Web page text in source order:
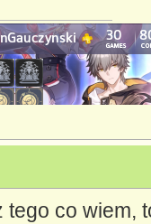
tego co wiem,